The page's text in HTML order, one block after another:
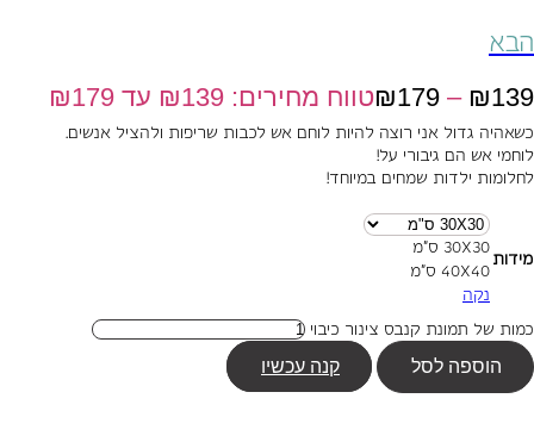
הבא
₪139
–
₪179 טווח מחירים: ⁦₪139⁩ עד ⁦₪179⁩
כשאהיה גדול אני רוצה להיות לוחם אש לכבות שריפות ולהציל אנשים.
לוחמי אש הם גיבורי על!
לחלומות ילדות שמחים במיוחד!
מידות
30X30 ס"מ
40X40 ס"מ
נקה
כמות של תמונת קנבס צינור כיבוי
הוספה לסל קנה עכשיו